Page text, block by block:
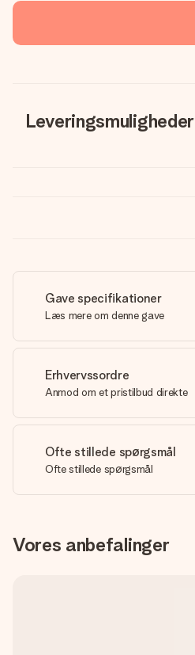
Leveringsmuligheder
Gave specifikationer
Læs mere om denne gave
Erhvervssordre
Anmod om et pristilbud direkte
Ofte stillede spørgsmål
Ofte stillede spørgsmål
Vores anbefalinger